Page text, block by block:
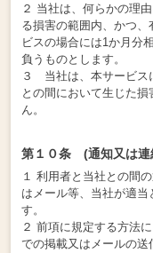
２ 当社は、何らかの理
る損害の範囲内、かつ
ビスの場合には1か月分
負うものとします。
３ 当社は、本サービス
との間において生じた
ん。
第１０条 (通知又は連
１ 利用者と当社との間
はメール等、当社が適
す。
２ 前項に規定する方法
での掲載又はメールの送